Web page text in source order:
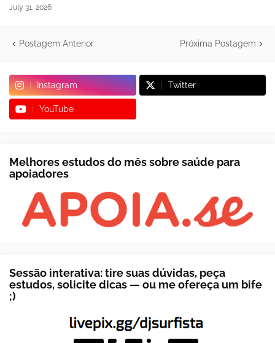
July 31, 2026
Postagem Anterior Próxima Postagem
Instagram Twitter
YouTube
Melhores estudos do mês sobre saúde para
apoiadores
Sessão interativa: tire suas dúvidas, peça
estudos, solicite dicas — ou me ofereça um bife
;)